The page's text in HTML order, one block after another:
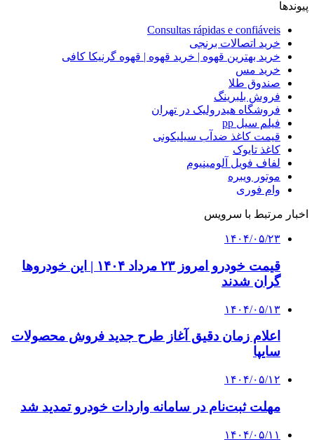
پیوندها
Consultas rápidas e confiáveis
خرید اتصالات برنجی
خرید بهترین قهوه | خرید قهوه | قهوه گرنیکا کافی
خرید مس
صندوق طلا
فروش بلبرینگ
فروشگاه هیدرولیک در تهران
فیلم سیل pp
قیمت کاغذ ضدآب سیلیکونی
کاغذ تایوک
لفاف فویل آلومینیوم
موتور ویبره
وام فوری
اخبار مرتبط با سرویس
۱۴۰۴/۰۵/۲۳
قیمت خودرو امروز ۲۳ مرداد ۱۴۰۴ | این خودروها
گران شدند
۱۴۰۴/۰۵/۱۳
اعلام زمان دقیق آغاز طرح جدید فروش محصولات
سایپا
۱۴۰۴/۰۵/۱۲
مهلت ثبت‌نام در سامانه واردات خودرو تمدید شد
۱۴۰۴/۰۵/۱۱